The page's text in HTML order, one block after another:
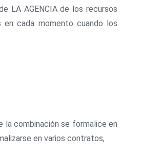
LA AGENCIA de los recursos
cada momento cuando los
la combinación se formalice en
en varios contratos,